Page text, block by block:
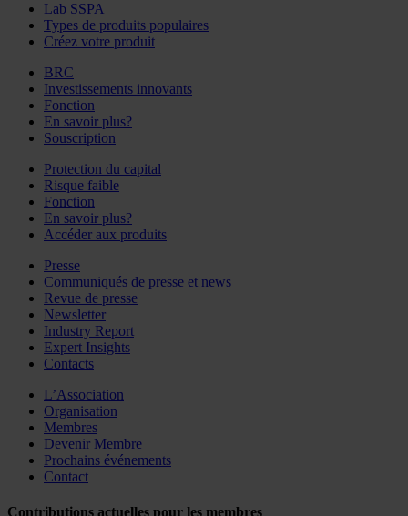
Lab SSPA
Types de produits populaires
Créez votre produit
BRC
Investissements innovants
Fonction
En savoir plus?
Souscription
Protection du capital
Risque faible
Fonction
En savoir plus?
Accéder aux produits
Presse
Communiqués de presse et news
Revue de presse
Newsletter
Industry Report
Expert Insights
Contacts
L’Association
Organisation
Membres
Devenir Membre
Prochains événements
Contact
Contributions actuelles pour les membres